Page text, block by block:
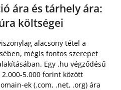
ára és tárhely ára:
költségei
alacsony tétel a
mégis fontos szerepet
Egy .hu végződésű
5.000 forint között
ek (.com, .net, .org) ára